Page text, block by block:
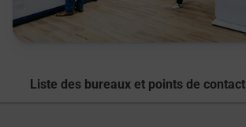
Liste des bureaux et points de contact